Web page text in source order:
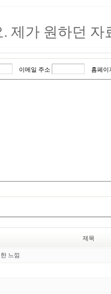
제가 원하던
이메일 주소 홈페이
제목
느낌